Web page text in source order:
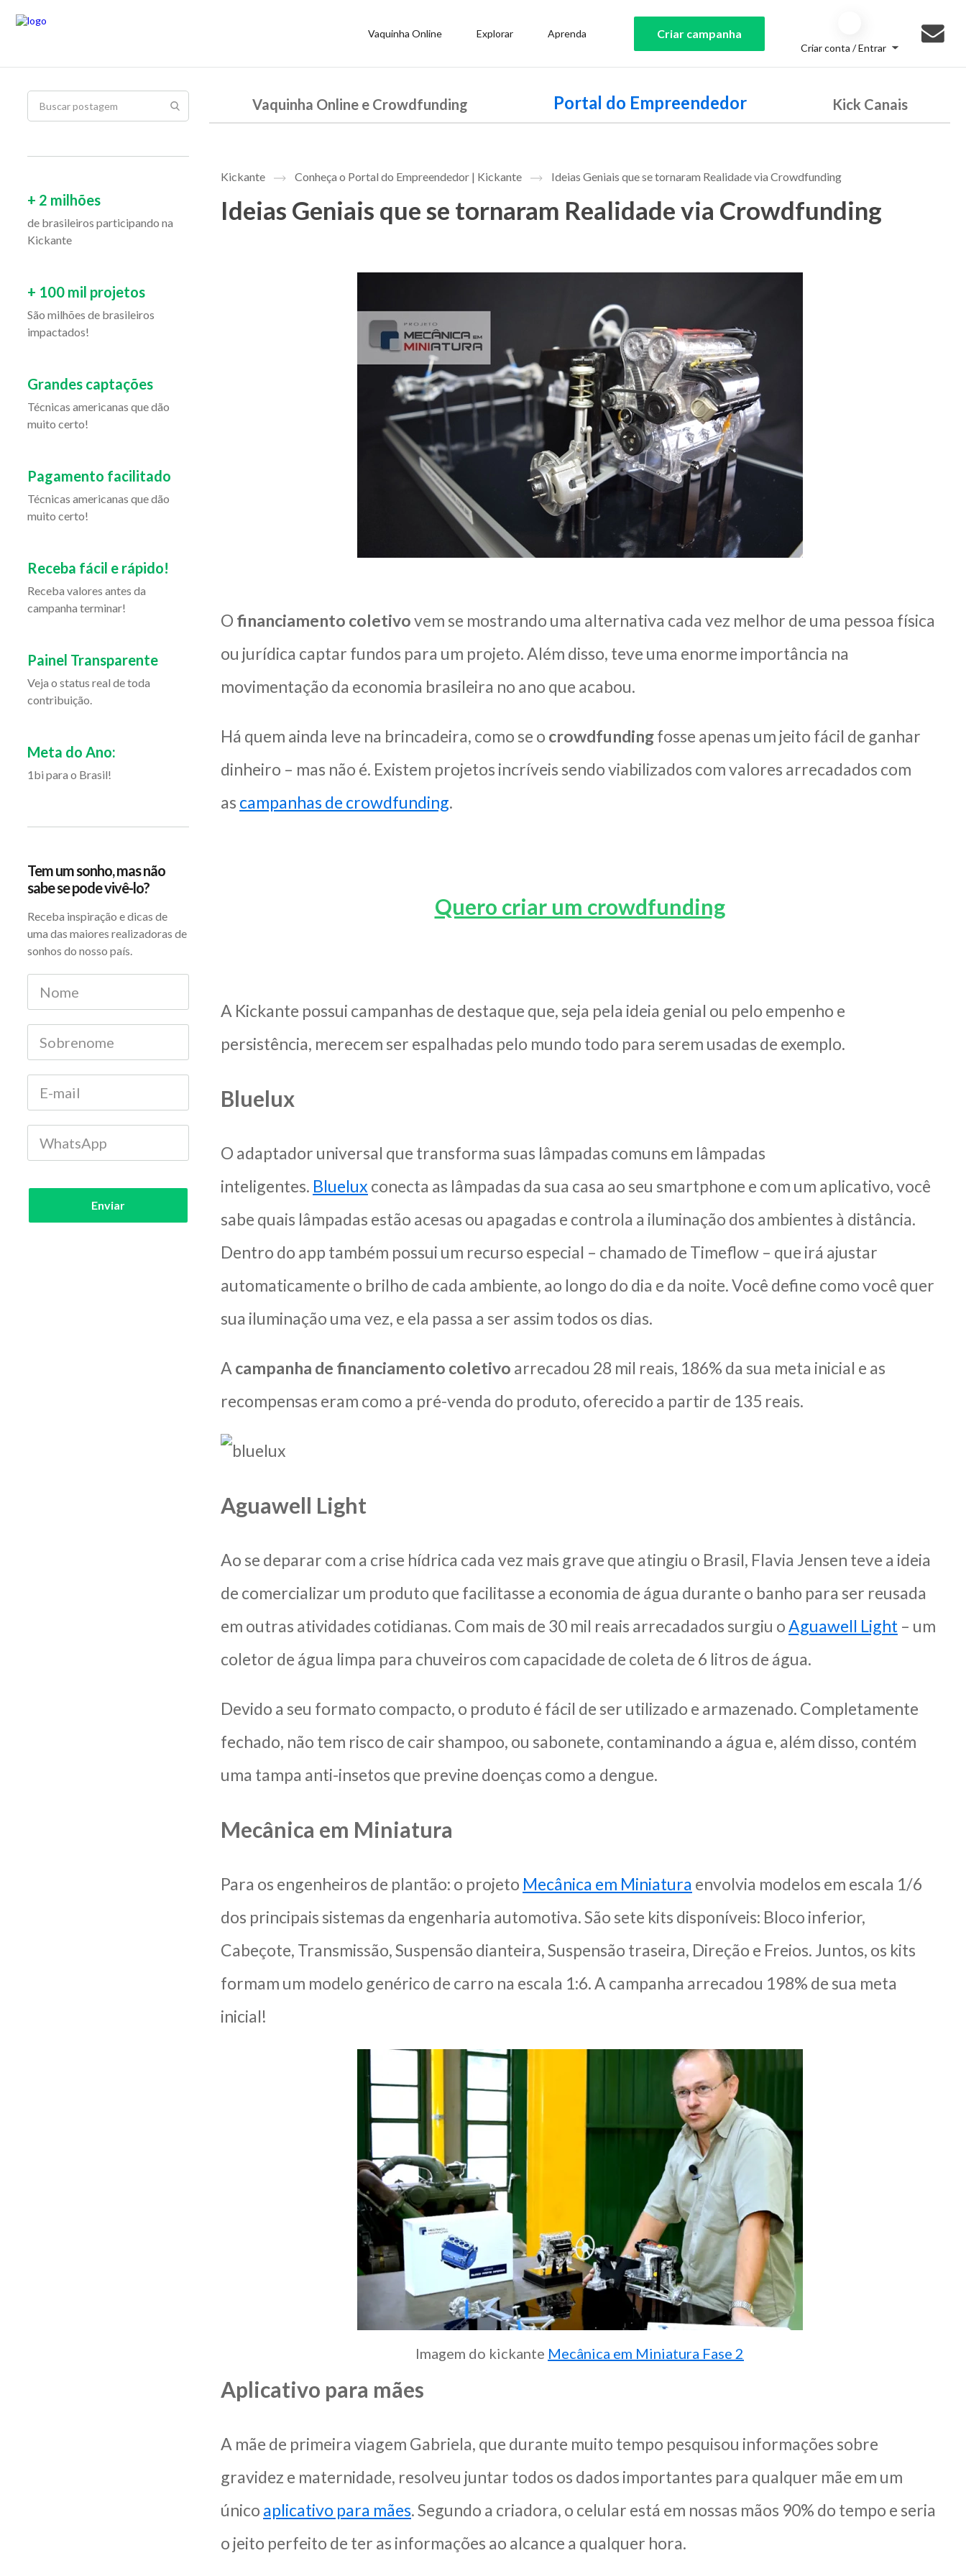
Vaquinha Online Explorar Aprenda Criar campanha
Criar conta / Entrar
Vaquinha Online e Crowdfunding Portal do Empreendedor Kick Canais
Kickante Conheça o Portal do Empreendedor | Kickante Ideias Geniais que se tornaram Realidade via Crowdfunding
Ideias Geniais que se tornaram Realidade via Crowdfunding
O financiamento coletivovem se mostrando uma alternativa cada vez melhor de uma pessoa física
ou jurídica captar fundos para um projeto. Além disso, teve uma enorme importância na
movimentação da economia brasileira no ano que acabou.
Há quem ainda leve na brincadeira, como se o crowdfundingfosse apenas um jeito fácil de ganhar
dinheiro – mas não é. Existem projetos incríveis sendo viabilizados com valores arrecadados com
as campanhas de crowdfunding.
Quero criar um crowdfunding
A Kickante possui campanhas de destaque que, seja pela ideia genial ou pelo empenho e
persistência, merecem ser espalhadas pelo mundo todo para serem usadas de exemplo.
Bluelux
O adaptador universal que transforma suas lâmpadas comuns em lâmpadas
inteligentes. Bluelux conecta as lâmpadas da sua casa ao seu smartphone e com um aplicativo, você
sabe quais lâmpadas estão acesas ou apagadas e controla a iluminação dos ambientes à distância.
Dentro do app também possui um recurso especial – chamado de Timeflow – que irá ajustar
automaticamente o brilho de cada ambiente, ao longo do dia e da noite. Você define como você quer
sua iluminação uma vez, e ela passa a ser assim todos os dias.
A campanha de financiamento coletivo arrecadou 28 mil reais, 186% da sua meta inicial e as
recompensas eram como a pré-venda do produto, oferecido a partir de 135 reais.
Aguawell Light
Ao se deparar com a crise hídrica cada vez mais grave que atingiu o Brasil, Flavia Jensen teve a ideia
de comercializar um produto que facilitasse a economia de água durante o banho para ser reusada
em outras atividades cotidianas. Com mais de 30 mil reais arrecadados surgiu oAguawell Light – um
coletor de água limpa para chuveiros com capacidade de coleta de 6 litros de água.
Devido a seu formato compacto, o produto é fácil de ser utilizado e armazenado. Completamente
fechado, não tem risco de cair shampoo, ou sabonete, contaminando a água e, além disso, contém
uma tampa anti-insetos que previne doenças como a dengue.
Mecânica em Miniatura
Para os engenheiros de plantão: o projeto Mecânica em Miniatura envolvia modelos em escala 1/6
dos principais sistemas da engenharia automotiva. São sete kits disponíveis: Bloco inferior,
Cabeçote, Transmissão, Suspensão dianteira, Suspensão traseira, Direção e Freios. Juntos, os kits
formam um modelo genérico de carro na escala 1:6. A campanha arrecadou 198% de sua meta
inicial!
Imagem do kickante Mecânica em Miniatura Fase 2
Aplicativo para mães
A mãe de primeira viagem Gabriela, que durante muito tempo pesquisou informações sobre
gravidez e maternidade, resolveu juntar todos os dados importantes para qualquer mãe em um
único aplicativo para mães. Segundo a criadora, o celular está em nossas mãos 90% do tempo e seria
o jeito perfeito de ter as informações ao alcance a qualquer hora.
+ 2 milhões
de brasileiros participando na
Kickante
+ 100 mil projetos
São milhões de brasileiros
impactados!
Grandes captações
Técnicas americanas que dão
muito certo!
Pagamento facilitado
Técnicas americanas que dão
muito certo!
Receba fácil e rápido!
Receba valores antes da
campanha terminar!
Painel Transparente
Veja o status real de toda
contribuição.
Meta do Ano:
1bi para o Brasil!
Tem um sonho, mas não
sabe se pode vivê-lo?
Receba inspiração e dicas de
uma das maiores realizadoras de
sonhos do nosso país.
Enviar